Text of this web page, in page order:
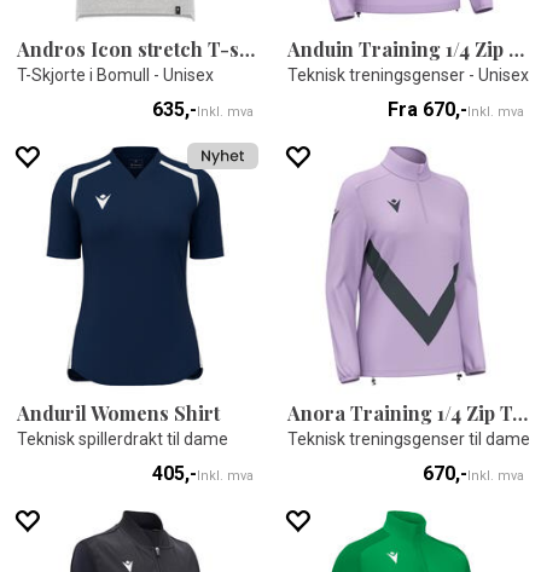
Andros Icon stretch T-shirt
T-Skjorte i Bomull - Unisex
635,-Inkl. mva
Anduin Training 1/4 Zip Top
Teknisk treningsgenser - Unisex
Fra 670,-Inkl. mva
Anduril Womens Shirt
Teknisk spillerdrakt til dame
405,-Inkl. mva
Anora Training 1/4 Zip Top W
Teknisk treningsgenser til dame
670,-Inkl. mva